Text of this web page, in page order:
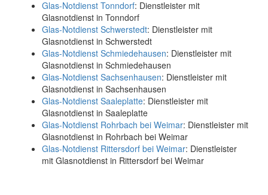
Glas-Notdienst Tonndorf: Dienstleister mit
Glasnotdienst in Tonndorf
Glas-Notdienst Schwerstedt: Dienstleister mit
Glasnotdienst in Schwerstedt
Glas-Notdienst Schmiedehausen: Dienstleister mit
Glasnotdienst in Schmiedehausen
Glas-Notdienst Sachsenhausen: Dienstleister mit
Glasnotdienst in Sachsenhausen
Glas-Notdienst Saaleplatte: Dienstleister mit
Glasnotdienst in Saaleplatte
Glas-Notdienst Rohrbach bei Weimar: Dienstleister mit
Glasnotdienst in Rohrbach bei Weimar
Glas-Notdienst Rittersdorf bei Weimar: Dienstleister
mit Glasnotdienst in Rittersdorf bei Weimar